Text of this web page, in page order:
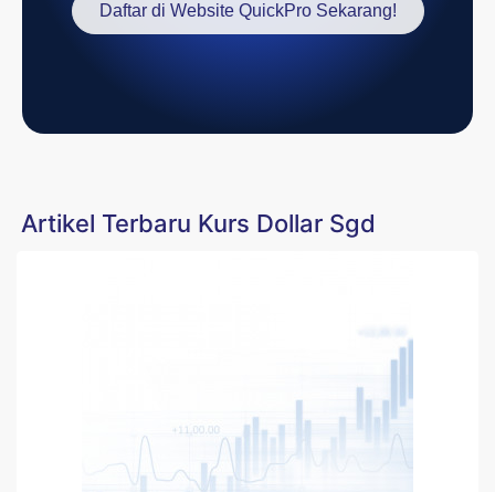
Daftar di Website QuickPro Sekarang!
Artikel Terbaru Kurs Dollar Sgd